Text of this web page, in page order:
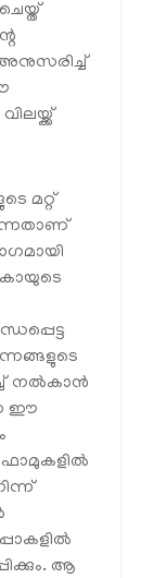
മറ്റ്
നല്‍കാന്‍
ഈ
ഫോമുകളില്‍
ആ